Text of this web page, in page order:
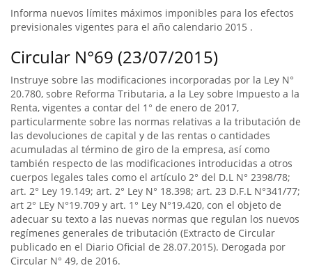
Informa nuevos límites máximos imponibles para los efectos
previsionales vigentes para el año calendario 2015 .
Circular N°69 (23/07/2015)
Instruye sobre las modificaciones incorporadas por la Ley N°
20.780, sobre Reforma Tributaria, a la Ley sobre Impuesto a la
Renta, vigentes a contar del 1° de enero de 2017,
particularmente sobre las normas relativas a la tributación de
las devoluciones de capital y de las rentas o cantidades
acumuladas al término de giro de la empresa, así como
también respecto de las modificaciones introducidas a otros
cuerpos legales tales como el artículo 2° del D.L N° 2398/78;
art. 2° Ley 19.149; art. 2° Ley N° 18.398; art. 23 D.F.L N°341/77;
art 2° LEy N°19.709 y art. 1° Ley N°19.420, con el objeto de
adecuar su texto a las nuevas normas que regulan los nuevos
regímenes generales de tributación (Extracto de Circular
publicado en el Diario Oficial de 28.07.2015). Derogada por
Circular N° 49, de 2016.